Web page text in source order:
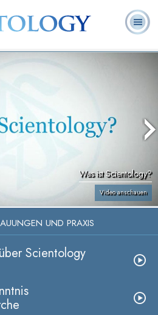
Geistliche
Was ist Scientology?
Video anschauen
UND PRAXIS
Scientology